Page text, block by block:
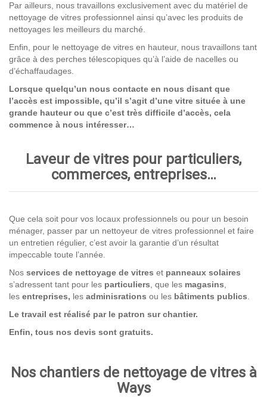
Par ailleurs, nous travaillons exclusivement avec du matériel de
nettoyage de vitres professionnel ainsi qu’avec les produits de
nettoyages les meilleurs du marché.
Enfin, pour le nettoyage de vitres en hauteur, nous travaillons tant
grâce à des perches télescopiques qu’à l’aide de nacelles ou
d’échaffaudages.
Lorsque quelqu’un nous contacte en nous disant que
l’accès est impossible, qu’il s’agit d’une vitre située à une
grande hauteur ou que c’est très difficile d’accès, cela
commence à nous intéresser…
Laveur de vitres pour particuliers,
commerces, entreprises…
Que cela soit pour vos locaux professionnels ou pour un besoin
ménager, passer par un nettoyeur de vitres professionnel et faire
un entretien régulier, c’est avoir la garantie d’un résultat
impeccable toute l’année.
Nos services de nettoyage de vitres et panneaux solaires
s’adressent tant pour les particuliers , que les magasins
les entreprises, les adminisrations ou les bâtiments publics
Le travail est réalisé par le patron sur chantier.
Enfin, tous nos devis sont gratuits.
Nos chantiers de nettoyage de vitres à
Ways